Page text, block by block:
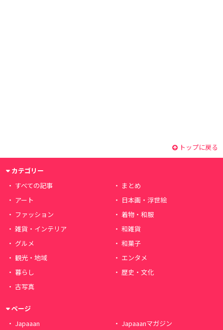
トップに戻る
カテゴリー
すべての記事
まとめ
アート
日本画・浮世絵
ファッション
着物・和服
雑貨・インテリア
和雑貨
グルメ
和菓子
観光・地域
エンタメ
暮らし
歴史・文化
古写真
ページ
Japaaan
Japaaanマガジン